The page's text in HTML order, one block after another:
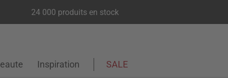
24 000 produits en stock
Inspiration SALE